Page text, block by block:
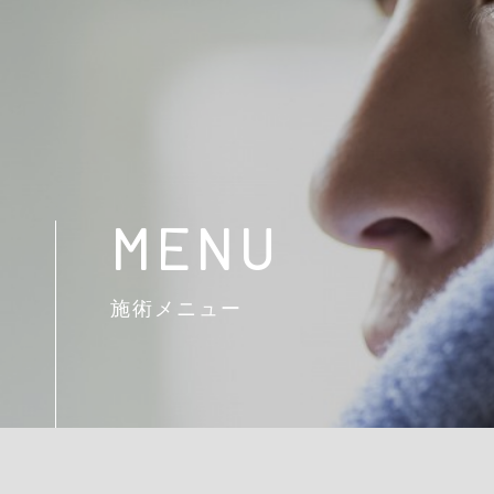
MENU
施術メニュー